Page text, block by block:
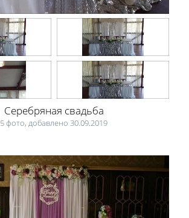
Серебряная свадьба
5 фото, добавлено 30.09.2019